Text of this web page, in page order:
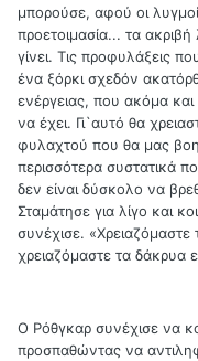
μπορούσε, αφού οι λυγμοί
προετοιμασία... τα
γίνει. Τις προφυλάξεις
ένα ξόρκι σχεδόν
ενέργειας, που ακόμα
να έχει. Γι`αυτό θα
φυλαχτού που θα μας
περισσότερα συστατικά
δεν είναι δύσκολο να
Σταμάτησε για λίγο και
συνέχισε.
χρειαζόμαστε τα δάκρυα
Ο Ρόθγκαρ συνέχισε να
προσπαθώντας να